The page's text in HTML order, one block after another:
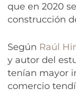
que en 2020
construcción
Según Raúl
y autor del
tenían mayor
comercio